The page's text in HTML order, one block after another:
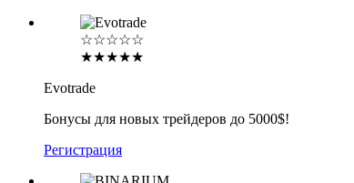
☆☆☆☆☆
★★★★★
Evotrade
Бонусы для новых трейдеров до 5000$!
Регистрация